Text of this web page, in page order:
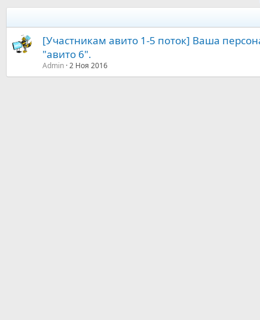
[Участникам авито 1-5 поток] Ваша
"авито 6".
Admin 2 Ноя 2016